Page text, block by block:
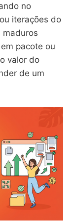
no
iterações do
maduros
pacote ou
valor do
de um